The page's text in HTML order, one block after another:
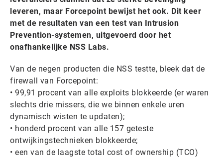
leveren, maar Forcepoint bewijst het ook. Dit keer
met de resultaten van een test van Intrusion
Prevention-systemen, uitgevoerd door het
onafhankelijke NSS Labs.
Van de negen producten die NSS testte, bleek dat de
firewall van Forcepoint:
• 99,91 procent van alle exploits blokkeerde (er waren
slechts drie missers, die we binnen enkele uren
dynamisch wisten te updaten);
• honderd procent van alle 157 geteste
ontwijkingstechnieken blokkeerde;
• een van de laagste total cost of ownership (TCO)